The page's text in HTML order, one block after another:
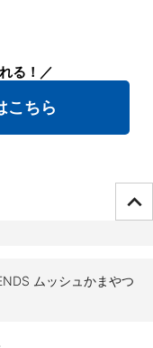
る！／
こちら
ムッシュかまやつ